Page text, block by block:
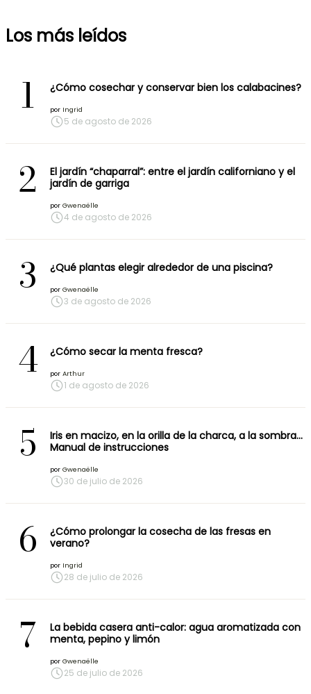
Los más leídos
1 ¿Cómo cosechar y conservar bien los calabacines?
por Ingrid
5 de agosto de 2026
2
El jardín “chaparral”: entre el jardín californiano y el
jardín de garriga
por Gwenaëlle
4 de agosto de 2026
3 ¿Qué plantas elegir alrededor de una piscina?
por Gwenaëlle
3 de agosto de 2026
4 ¿Cómo secar la menta fresca?
por Arthur
1 de agosto de 2026
5
Iris en macizo, en la orilla de la charca, a la sombra…
Manual de instrucciones
por Gwenaëlle
30 de julio de 2026
6
¿Cómo prolongar la cosecha de las fresas en
verano?
por Ingrid
28 de julio de 2026
7
La bebida casera anti-calor: agua aromatizada con
menta, pepino y limón
por Gwenaëlle
25 de julio de 2026